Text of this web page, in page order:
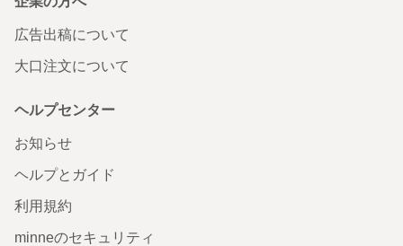
広告出稿について
大口注文について
ヘルプセンター
お知らせ
ヘルプとガイド
利用規約
minneのセキュリティ